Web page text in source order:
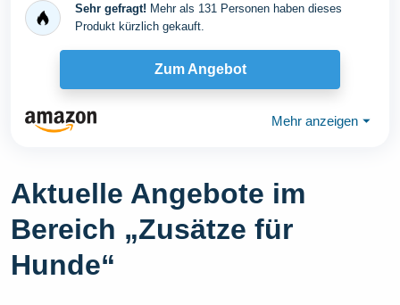
Sehr gefragt! Mehr als 131 Personen haben dieses
Produkt kürzlich gekauft.
Zum Angebot
Mehr anzeigen ⏷
Aktuelle Angebote im
Bereich „Zusätze für
Hunde“